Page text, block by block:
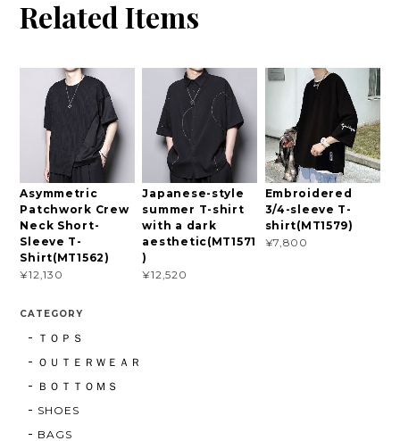
Related Items
Asymmetric
Patchwork Crew
Neck Short-
Sleeve T-
Shirt(MT1562)
¥12,130
Japanese-style
summer T-shirt
with a dark
aesthetic(MT1571
)
¥12,520
Embroidered
3/4-sleeve T-
shirt(MT1579)
¥7,800
CATEGORY
ＴＯＰＳ
ＯＵＴＥＲＷＥＡＲ
ＢＯＴＴＯＭＳ
SHOES
BAGS